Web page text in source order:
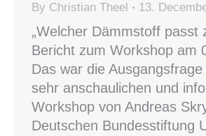
By Christian Theel 13.
„Welcher Dämmstoff passt
Bericht zum Workshop am
Das war die
sehr anschaulichen und
Workshop von Andreas
Deutschen Bundesstiftung